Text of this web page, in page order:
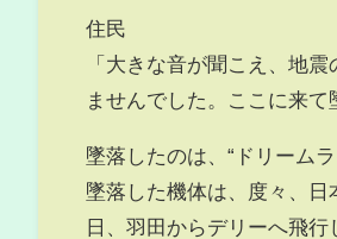
住民
「大きな音が聞こえ、地
ませんでした。ここに来
墜落したのは、“ドリーム
墜落した機体は、度々、
日、羽田からデリーへ飛行